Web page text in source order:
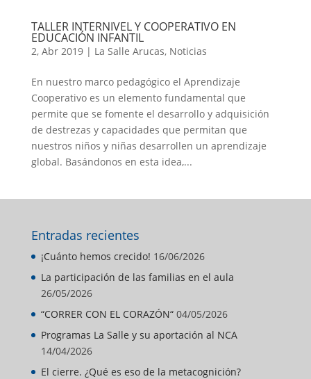
TALLER INTERNIVEL Y COOPERATIVO EN
EDUCACIÓN INFANTIL
2, Abr 2019| La Salle Arucas, Noticias
En nuestro marco pedagógico el Aprendizaje
Cooperativo es un elemento fundamental que
permite que se fomente el desarrollo y adquisición
de destrezas y capacidades que permitan que
nuestros niños y niñas desarrollen un aprendizaje
global. Basándonos en esta idea,...
Entradas recientes
¡Cuánto hemos crecido! 16/06/2026
La participación de las familias en el aula
26/05/2026
“CORRER CON EL CORAZÓN“ 04/05/2026
Programas La Salle y su aportación al NCA
14/04/2026
El cierre. ¿Qué es eso de la metacognición?